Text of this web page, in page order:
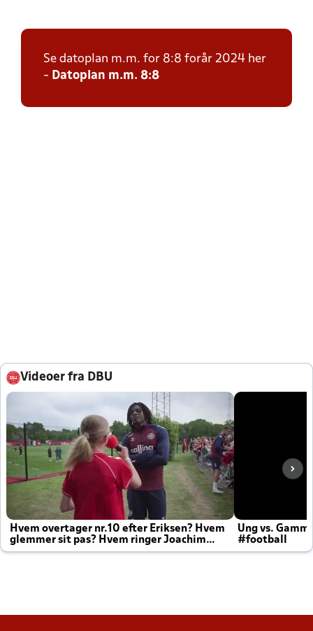
Se datoplan m.m. for 8:8 forår 2024 her
- Datoplan m.m. 8:8
Videoer fra DBU
Hvem overtager nr.10 efter Eriksen? Hvem
glemmer sit pas? Hvem ringer Joachim
altid til efter kampe?
Ung vs.
#football